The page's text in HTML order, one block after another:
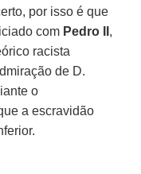
por isso é que
com Pedro II ,
racista
de D.
o
a escravidão